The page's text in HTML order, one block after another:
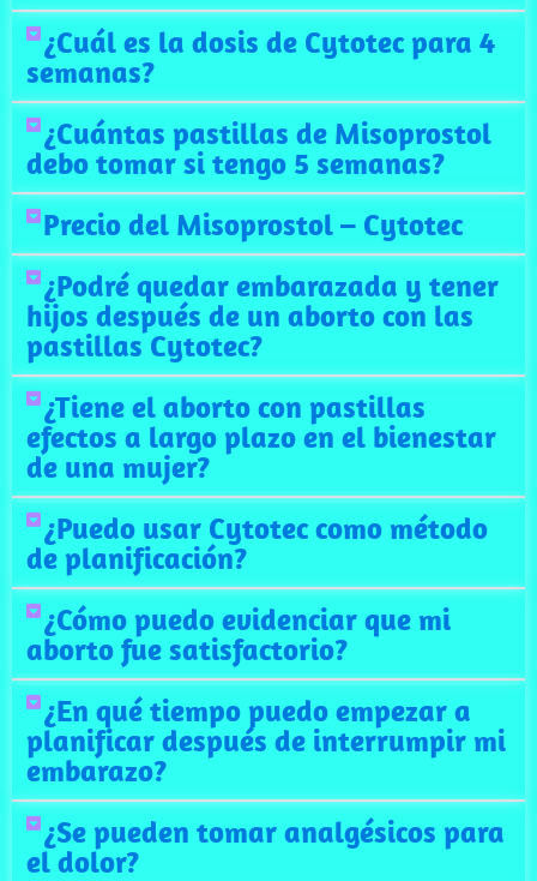
¿Cuál es la dosis de Cytotec para 4
semanas?
¿Cuántas pastillas de Misoprostol
debo tomar si tengo 5 semanas?
Precio del Misoprostol – Cytotec
¿Podré quedar embarazada y tener
hijos después de un aborto con las
pastillas Cytotec?
¿Tiene el aborto con pastillas
efectos a largo plazo en el bienestar
de una mujer?
¿Puedo usar Cytotec como método
de planificación?
¿Cómo puedo evidenciar que mi
aborto fue satisfactorio?
¿En qué tiempo puedo empezar a
planificar después de interrumpir mi
embarazo?
¿Se pueden tomar analgésicos para
el dolor?